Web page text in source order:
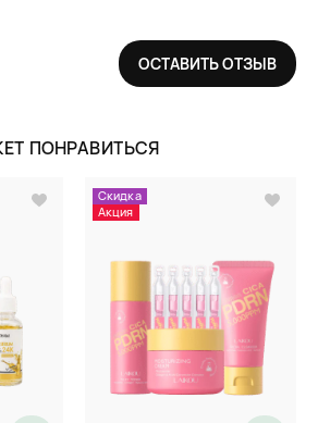
ОСТАВИТЬ ОТЗЫВ
ПОНРАВИТЬСЯ
Скидка
Акция